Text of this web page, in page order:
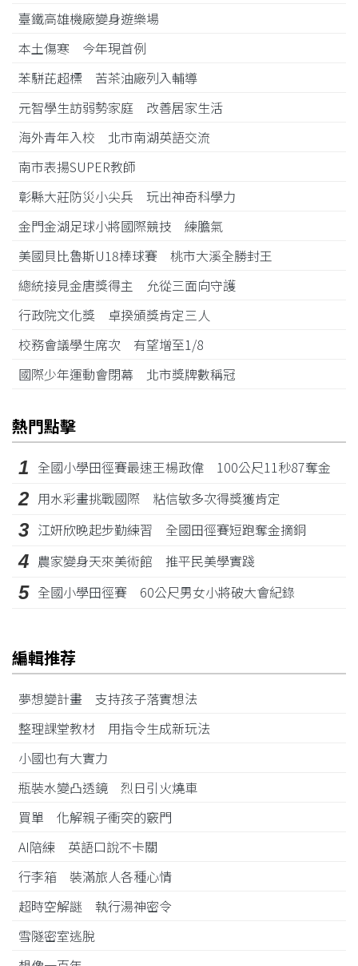
臺鐵高雄機廠變身遊樂場
本土傷寒 今年現首例
苯駢芘超標 苦茶油廠列入輔導
元智學生訪弱勢家庭 改善居家生活
海外青年入校 北市南湖英語交流
南市表揚SUPER教師
彰縣大莊防災小尖兵 玩出神奇科學力
金門金湖足球小將國際競技 練膽氣
美國貝比魯斯U18棒球賽 桃市大溪全勝封王
總統接見金唐獎得主 允從三面向守護
行政院文化獎 卓揆頒獎肯定三人
校務會議學生席次 有望增至1/8
國際少年運動會閉幕 北市獎牌數稱冠
熱門點擊
1 全國小學田徑賽最速王楊政偉 100公尺11秒87奪金
2 用水彩畫挑戰國際 粘信敏多次得獎獲肯定
3 江姸欣晚起步勤練習 全國田徑賽短跑奪金摘銅
4 農家變身天來美術館 推平民美學實踐
5 全國小學田徑賽 60公尺男女小將破大會紀錄
編輯推荐
夢想變計畫 支持孩子落實想法
整理課堂教材 用指令生成新玩法
小國也有大實力
瓶裝水變凸透鏡 烈日引火燒車
買單 化解親子衝突的竅門
AI陪練 英語口說不卡關
行李箱 裝滿旅人各種心情
超時空解謎 執行湯神密令
雪隧密室逃脫